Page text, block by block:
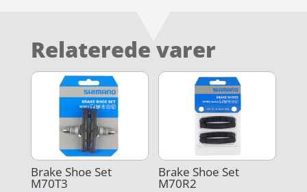
Relaterede varer
Brake Shoe Set
M70T3
Brake Shoe Set
M70R2